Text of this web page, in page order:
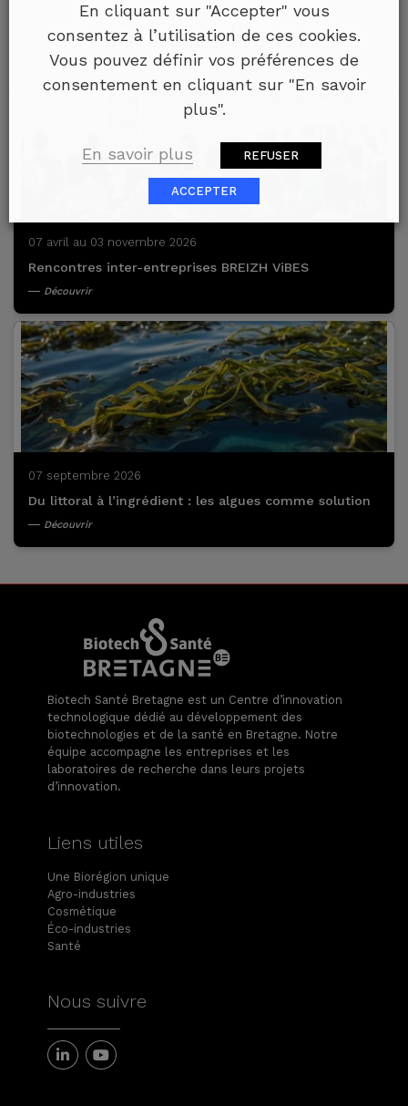
Pour aller plus loin
07 avril au 03 novembre 2026
Rencontres inter-entreprises BREIZH ViBES
Découvrir
07 septembre 2026
Du littoral à l’ingrédient : les algues comme solution
Découvrir
Biotech Santé Bretagne est un Centre d’innovation
technologique dédié au développement des
biotechnologies et de la santé en Bretagne. Notre
équipe accompagne les entreprises et les
laboratoires de recherche dans leurs projets
d’innovation.
Liens utiles
Une Biorégion unique
Agro-industries
Cosmétique
Éco-industries
Santé
Nous suivre
En cliquant sur "Accepter" vous
consentez à l’utilisation de ces cookies.
Vous pouvez définir vos préférences de
consentement en cliquant sur "En savoir
plus".
En savoir plus REFUSER
ACCEPTER